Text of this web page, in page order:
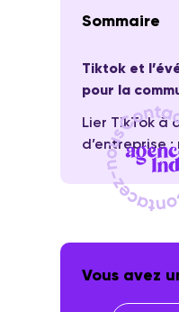
Sommaire
Tiktok et
pour la
Lier TikTok à
d’entreprise :
Vous avez